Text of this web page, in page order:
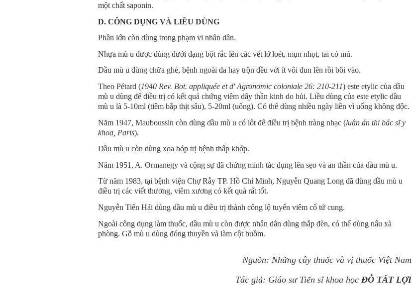
một chất saponin.
D. CÔNG DỤNG VÀ LIỀU DÙNG
Phần lớn còn dùng trong phạm vi nhân dân.
Nhựa mù u được dùng dưới dạng bột rắc lên các vết lở loét, mụn nhọt, tai có mủ.
Dầu mù u dùng chữa ghẻ, bệnh ngoài da hay trộn đều với ít vôi đun lên rồi bôi vào.
Theo Pétard (1940 Rev. Bot. appliquée et d' Agronomic coloniale 26: 210-211) este etylic của dầu
mù u dùng để điều trị có kết quả chứng viêm dây thần kinh do hủi. Liều dùng của este etylic dầu
mù u là 5-10ml (tiêm bắp thịt sâu), 5-20ml (uống). Có thể dùng nhiều ngày liền vì uống không độc.
Năm 1947, Mauboussin còn dùng dầu mù u có iôt để điều trị bệnh tràng nhạc (luận án thi bác sĩ y
khoa, Paris).
Dầu mù u còn dùng xoa bóp trị bệnh thấp khớp.
Năm 1951, A. Ormanegy và cộng sự đã chứng minh tác dụng lên sẹo và an thần của dầu mù u.
Từ năm 1983, tại bệnh viện Chợ Rẫy TP. Hồ Chí Minh, Nguyễn Quang Long đã dùng dầu mù u
điều trị các viết thương, viêm xương có kết quả rất tốt.
Nguyễn Tiến Hải dùng dầu mù u điều trị thành công lộ tuyến viêm cổ tử cung.
Ngoài công dụng làm thuốc, dầu mù u còn được nhân dân dùng thắp đèn, có thể dùng nấu xà
phòng. Gỗ mù u dùng đóng thuyền và làm cột buồm.
Nguồn: Những cây thuốc và vị thuốc Việt Nam
Tác giả: Giáo sư Tiến sĩ khoa học ĐỖ TẤT LỢI